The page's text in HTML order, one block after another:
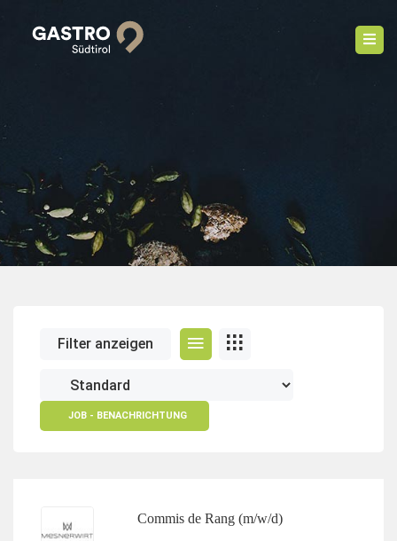
Filter anzeigen
JOB - BENACHRICHTUNG
Commis de Rang (m/w/d)